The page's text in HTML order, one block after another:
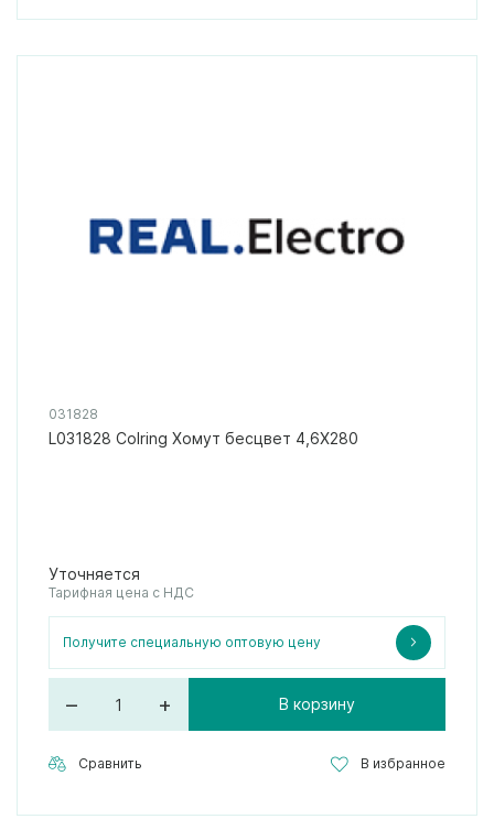
031828
L031828 Colring Хомут бесцвет 4,6X280
Уточняется
Тарифная цена с НДС
Получите специальную оптовую цену
– + В корзину
Сравнить В избранное